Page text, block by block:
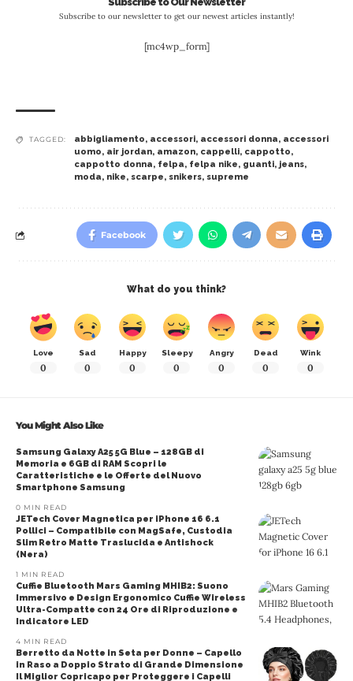
Subscribe to our newsletter to get our newest articles instantly!
[mc4wp_form]
TAGGED: abbigliamento, accessori, accessori donna, accessori
uomo, air jordan, amazon, cappelli, cappotto,
cappotto donna, felpa, felpa nike, guanti, jeans,
moda, nike, scarpe, snikers, supreme
Facebook
What do you think?
Love
0
Sad
0
Happy
0
Sleepy
0
Angry
0
Dead
0
Wink
0
You Might Also Like
Samsung Galaxy A25 5G Blue – 128GB di
Memoria e 6GB di RAM Scopri le
Caratteristiche e le Offerte del Nuovo
Smartphone Samsung
0 MIN READ
JETech Cover Magnetica per iPhone 16 6.1
Pollici – Compatibile con MagSafe, Custodia
Slim Retro Matte Traslucida e Antishock
(Nera)
1 MIN READ
Cuffie Bluetooth Mars Gaming MHIB2: Suono
Immersivo e Design Ergonomico Cuffie Wireless
Ultra-Compatte con 24 Ore di Riproduzione e
Indicatore LED
4 MIN READ
Berretto da Notte in Seta per Donne – Capello
in Raso a Doppio Strato di Grande Dimensione
Il Miglior Copricapo per Proteggere i Capelli